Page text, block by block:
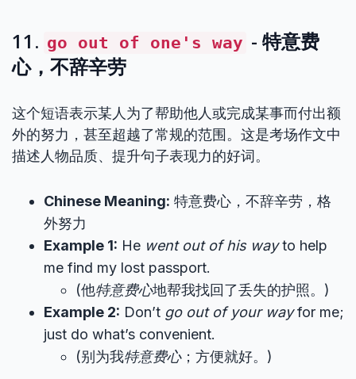
11. go out of one's way - 特意费
心，不辞辛劳
这个短语表示某人为了帮助他人或完成某事而付出额
外的努力，甚至超越了常规的范围。这是考场作文中
描述人物品质、提升句子表现力的好词。
Chinese Meaning: 特意费心，不辞辛劳，格
外努力
Example 1: He went out of his wayto help
me find my lost passport.
(他特意费心地帮我找回了丢失的护照。)
Example 2: Don’t go out of your wayfor me;
just do what’s convenient.
(别为我特意费心；方便就好。)